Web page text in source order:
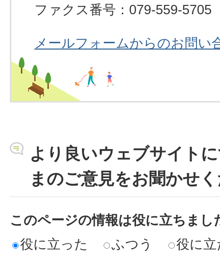
ファクス番号：079-559-5705
メールフォームからのお問い
より良いウェブサイト
まのご意見をお聞かせ
このページの情報は役に立ちまし
役に立った
ふつう 役に